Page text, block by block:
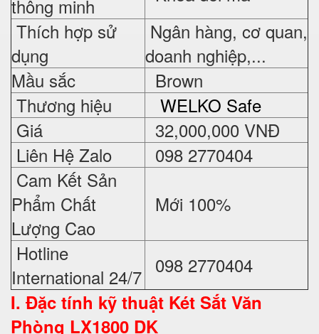
thông minh
Thích hợp sử
dụng
Ngân hàng, cơ quan,
doanh nghiệp,...
Mầu sắc
Brown
Thương hiệu
WELKO Safe
Giá
32,000,000 VNĐ
Liên Hệ Zalo
098 2770404
Cam Kết Sản
Phẩm Chất
Lượng Cao
Mới 100%
Hotline
International 24/7 098 2770404
I. Đặc tính kỹ thuật Két Sắt Văn
Phòng LX1800 DK